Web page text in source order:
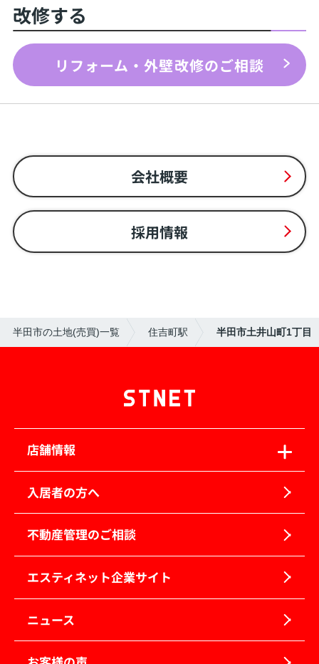
改修する
リフォーム・外壁改修のご相談
会社概要
採用情報
半田市の土地(売買)一覧 住吉町駅 半田市土井山町1丁目
店舗情報
入居者の方へ
不動産管理のご相談
エスティネット企業サイト
ニュース